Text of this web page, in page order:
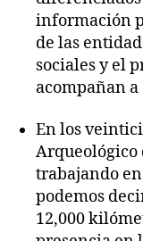
información
de las
sociales y el
acompañan
En los
Arqueológico
trabajando
podemos
12,000